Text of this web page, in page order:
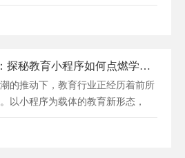
赋能未来：探秘教育小程序如何点燃学习新潮流
的推动下，教育行业正经历着前所
以小程序为载体的教育新形态，